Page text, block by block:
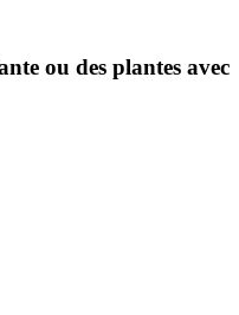
ou des plantes avec